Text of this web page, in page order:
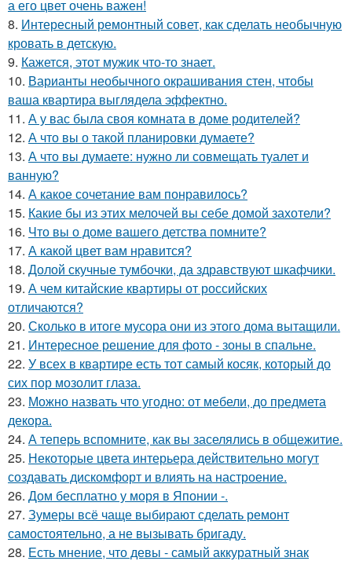
а его цвет очень важен!
8. Интересный ремонтный совет, как сделать необычную
кровать в детскую.
9. Кажется, этот мужик что-то знает.
10. Варианты необычного окрашивания стен, чтобы
ваша квартира выглядела эффектно.
11. А у вас была своя комната в доме родителей?
12. А что вы о такой планировки думаете?
13. А что вы думаете: нужно ли совмещать туалет и
ванную?
14. А какое сочетание вам понравилось?
15. Какие бы из этих мелочей вы себе домой захотели?
16. Что вы о доме вашего детства помните?
17. А какой цвет вам нравится?
18. Долой скучные тумбочки, да здравствуют шкафчики.
19. А чем китайские квартиры от российских
отличаются?
20. Сколько в итоге мусора они из этого дома вытащили.
21. Интересное решение для фото - зоны в спальне.
22. У всех в квартире есть тот самый косяк, который до
сих пор мозолит глаза.
23. Можно назвать что угодно: от мебели, до предмета
декора.
24. А теперь вспомните, как вы заселялись в общежитие.
25. Некоторые цвета интерьера действительно могут
создавать дискомфорт и влиять на настроение.
26. Дом бесплатно у моря в Японии -.
27. Зумеры всё чаще выбирают сделать ремонт
самостоятельно, а не вызывать бригаду.
28. Есть мнение, что девы - самый аккуратный знак